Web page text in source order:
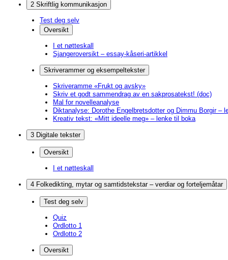
2 Skriftlig kommunikasjon
Test deg selv
Oversikt
I et nøtteskall
Sjangeroversikt – essay-kåseri-artikkel
Skriverammer og eksempeltekster
Skriveramme «Frukt og avsky»
Skriv et godt sammendrag av en sakprosatekst! (doc)
Mal for novelleanalyse
Diktanalyse: Dorothe Engelbretsdotter og Dimmu Borgir –
Kreativ tekst: «Mitt ideelle meg» – lenke til boka
3 Digitale tekster
Oversikt
I et nøtteskall
4 Folkedikting, mytar og samtidstekstar – verdiar og forteljemåtar
Test deg selv
Quiz
Ordlotto 1
Ordlotto 2
Oversikt